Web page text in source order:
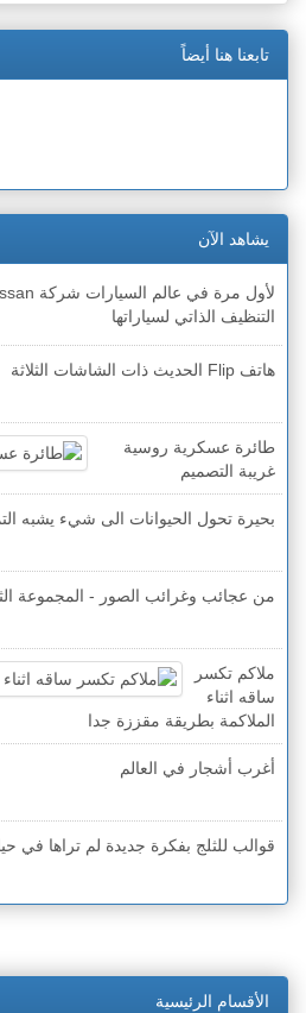
تابعنا هنا أيضاً
يشاهد الآن
التنظيف الذاتي لسياراتها
هاتف Flip الحديث ذات الشاشات الثلاثة
طائرة عسكرية روسية
غريبة التصميم
بحيرة تحول الحيوانات الى شيء يشبه
من عجائب وغرائب الصور - المجموعة
ملاكم تكسر
ساقه اثناء
الملاكمة بطريقة مقززة جدا
أغرب أشجار في العالم
قوالب للثلج بفكرة جديدة لم تراها في
الأقسام الرئيسية